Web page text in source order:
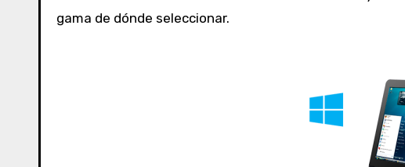
gama de dónde seleccionar.